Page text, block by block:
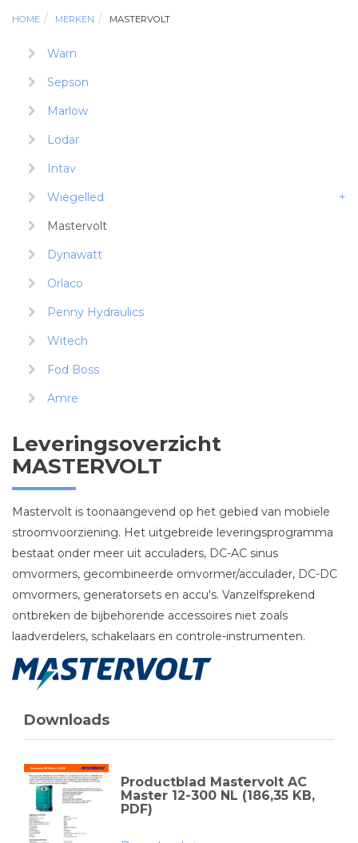
HOME MERKEN MASTERVOLT
Warn
Sepson
Marlow
Lodar
Intav
Wiegelled
+
Mastervolt
Dynawatt
Orlaco
Penny Hydraulics
Witech
Fod Boss
Amre
Leveringsoverzicht
MASTERVOLT
Mastervolt is toonaangevend op het gebied van mobiele
stroomvoorziening. Het uitgebreide leveringsprogramma
bestaat onder meer uit acculaders, DC-AC sinus
omvormers, gecombineerde omvormer/acculader, DC-DC
omvormers, generatorsets en accu's. Vanzelfsprekend
ontbreken de bijbehorende accessoires niet zoals
laadverdelers, schakelaars en controle-instrumenten.
Downloads
Productblad Mastervolt AC
Master 12-300 NL (186,35 KB,
PDF)